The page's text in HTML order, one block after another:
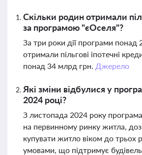
Скільки родин отримали
за програмою "єОселя"?
За три роки дії програми понад
отримали пільгові іпотечні
понад 34 млрд грн. Джерело
Які зміни відбулися у
2024 році?
З листопада 2024 року
на первинному ринку житла,
купувати житло віком до трьох
умовами, що підтримує